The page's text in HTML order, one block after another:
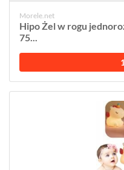
Morele.net
Hipo Żel w rogu
75...